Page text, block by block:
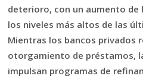
deterioro, con un aumento de
los niveles más altos de las
Mientras los bancos privados
otorgamiento de préstamos,
impulsan programas de